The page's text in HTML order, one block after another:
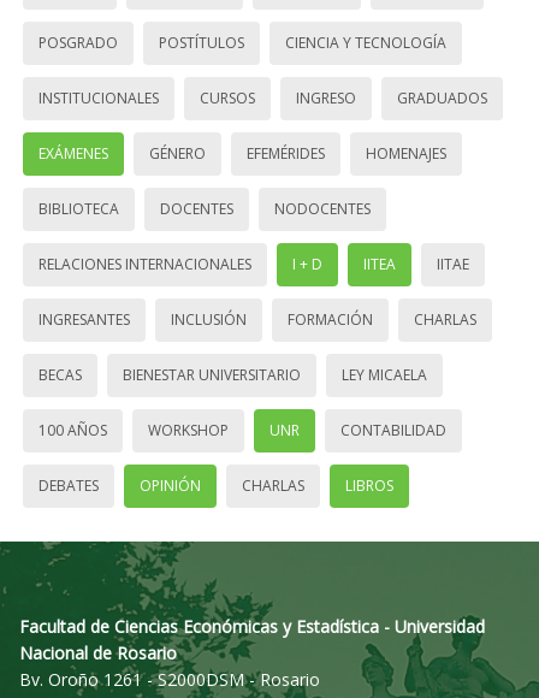
POSGRADO POSTÍTULOS CIENCIA Y TECNOLOGÍA
INSTITUCIONALES CURSOS INGRESO GRADUADOS
EXÁMENES GÉNERO EFEMÉRIDES HOMENAJES
BIBLIOTECA DOCENTES NODOCENTES
RELACIONES INTERNACIONALES I + D IITEA IITAE
INGRESANTES INCLUSIÓN FORMACIÓN CHARLAS
BECAS BIENESTAR UNIVERSITARIO LEY MICAELA
100 AÑOS WORKSHOP UNR CONTABILIDAD
DEBATES OPINIÓN CHARLAS LIBROS
Facultad de Ciencias Económicas y Estadística - Universidad
Nacional de Rosario
Bv. Oroño 1261 - S2000DSM - Rosario